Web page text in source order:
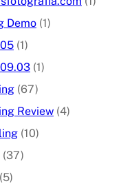
Demo (1)
(1)
(1)
(67)
Review (4)
(10)
(37)
(5)